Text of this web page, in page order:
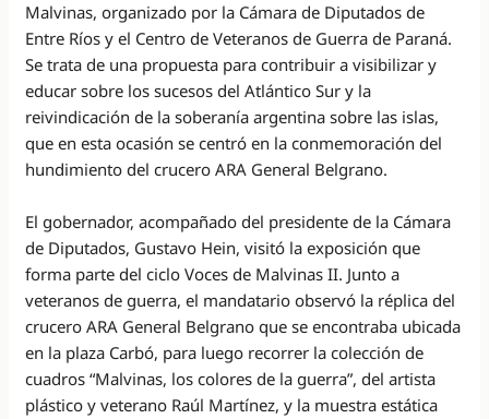
Malvinas, organizado por la Cámara de Diputados de
Entre Ríos y el Centro de Veteranos de Guerra de Paraná.
Se trata de una propuesta para contribuir a visibilizar y
educar sobre los sucesos del Atlántico Sur y la
reivindicación de la soberanía argentina sobre las islas,
que en esta ocasión se centró en la conmemoración del
hundimiento del crucero ARA General Belgrano.
El gobernador, acompañado del presidente de la Cámara
de Diputados, Gustavo Hein, visitó la exposición que
forma parte del ciclo Voces de Malvinas II. Junto a
veteranos de guerra, el mandatario observó la réplica del
crucero ARA General Belgrano que se encontraba ubicada
en la plaza Carbó, para luego recorrer la colección de
cuadros “Malvinas, los colores de la guerra”, del artista
plástico y veterano Raúl Martínez, y la muestra estática